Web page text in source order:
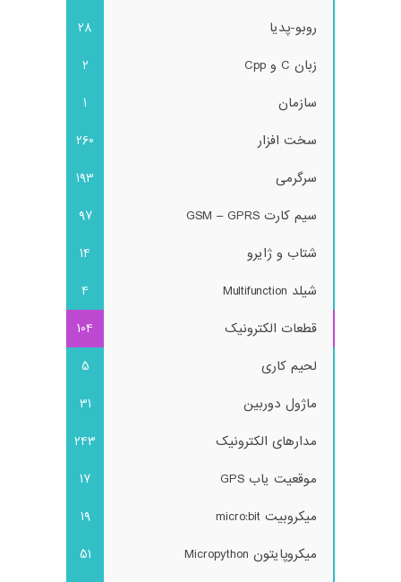
روبو-پدیا
28
زبان C و Cpp
2
سازمان
1
سخت افزار
260
سرگرمی
193
سیم کارت GSM – GPRS
97
شتاب و ژایرو
14
شیلد Multifunction
4
قطعات الکترونیک
104
لحیم کاری
5
ماژول دوربین
31
مدارهای الکترونیک
243
موقعیت یاب GPS
17
میکروبیت micro:bit
19
میکروپایتون Micropython
51